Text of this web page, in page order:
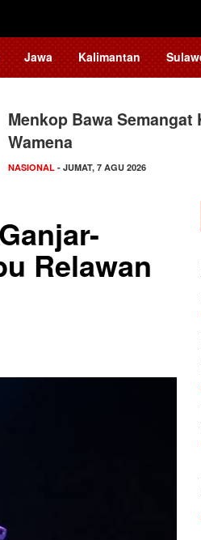
Jawa Kalimantan
Menkop Bawa
Wamena
NASIONAL - JUMAT, 7 AGU 2026
Relawan